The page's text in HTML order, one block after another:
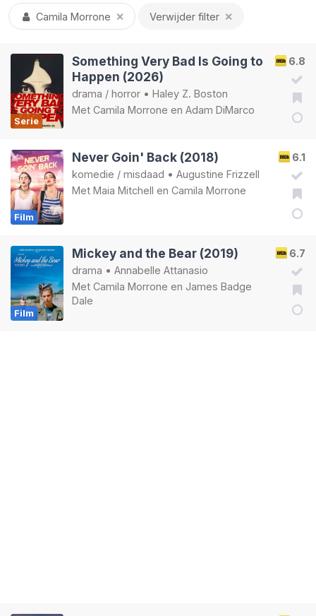
Camila Morrone ✕ Verwijder filter ✕
Serie
6.8
Something Very Bad Is Going to
Happen (2026)
drama / horror • Haley Z. Boston
Met Camila Morrone en Adam DiMarco
Film
6.1
Never Goin' Back (2018)
komedie / misdaad • Augustine Frizzell
Met Maia Mitchell en Camila Morrone
Film
6.7
Mickey and the Bear (2019)
drama • Annabelle Attanasio
Met Camila Morrone en James Badge
Dale